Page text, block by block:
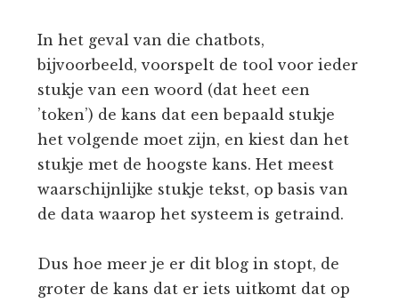
In het geval van die chatbots,
bijvoorbeeld, voorspelt de tool voor ieder
stukje van een woord (dat heet een
’token’) de kans dat een bepaald stukje
het volgende moet zijn, en kiest dan het
stukje met de hoogste kans. Het meest
waarschijnlijke stukje tekst, op basis van
de data waarop het systeem is getraind.
Dus hoe meer je er dit blog in stopt, de
groter de kans dat er iets uitkomt dat op